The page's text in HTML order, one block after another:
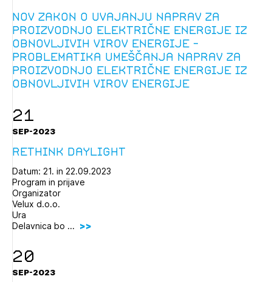
Nov zakon o uvajanju naprav za
proizvodnjo električne energije iz
obnovljivih virov energije -
problematika umeščanja naprav za
proizvodnjo električne energije iz
obnovljivih virov energije
21
SEP-2023
ReThink Daylight
Datum: 21. in 22.09.2023
Program in prijave
Organizator
Velux d.o.o.
Ura
Delavnica bo ...
20
SEP-2023